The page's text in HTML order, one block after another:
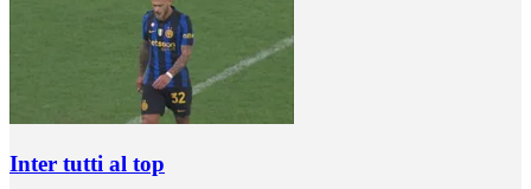
Inter tutti al top